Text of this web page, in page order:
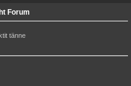
Forum
tänne